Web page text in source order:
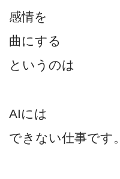
感情を
曲にする
というのは
AIには
できない仕事です。